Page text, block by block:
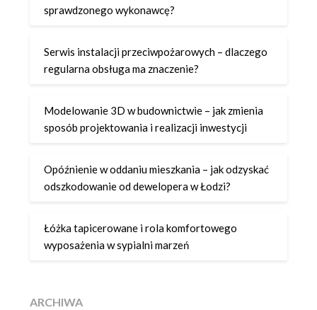
sprawdzonego wykonawcę?
Serwis instalacji przeciwpożarowych – dlaczego
regularna obsługa ma znaczenie?
Modelowanie 3D w budownictwie – jak zmienia
sposób projektowania i realizacji inwestycji
Opóźnienie w oddaniu mieszkania – jak odzyskać
odszkodowanie od dewelopera w Łodzi?
Łóżka tapicerowane i rola komfortowego
wyposażenia w sypialni marzeń
ARCHIWA